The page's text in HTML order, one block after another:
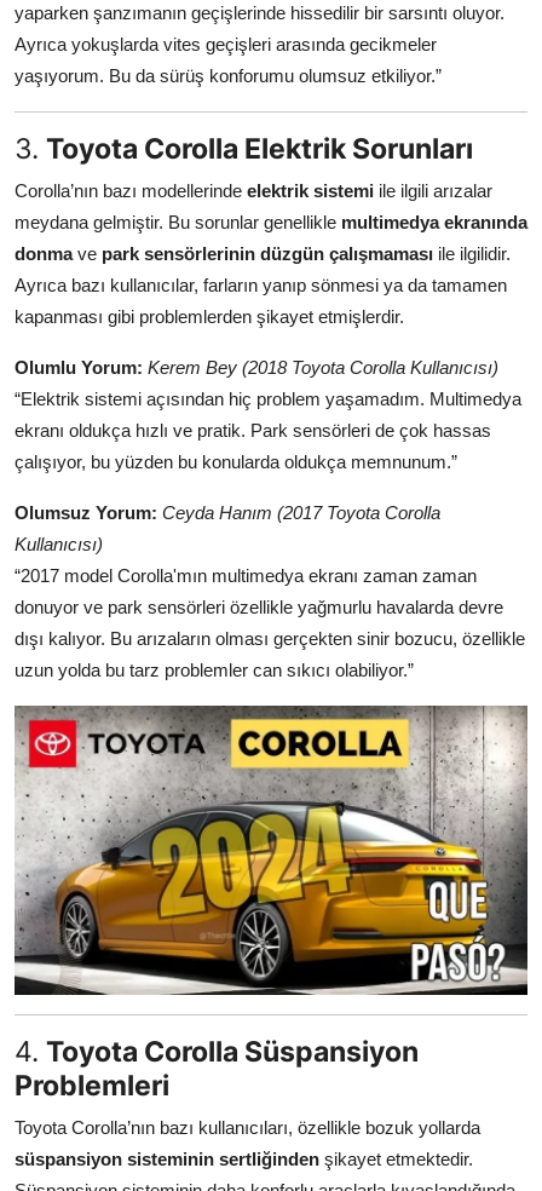
yaparken şanzımanın geçişlerinde hissedilir bir sarsıntı oluyor.
Ayrıca yokuşlarda vites geçişleri arasında gecikmeler
yaşıyorum. Bu da sürüş konforumu olumsuz etkiliyor.”
3. Toyota Corolla Elektrik Sorunları
Corolla’nın bazı modellerinde elektrik sistemi ile ilgili arızalar
meydana gelmiştir. Bu sorunlar genellikle multimedya ekranında
donmave park sensörlerinin düzgün çalışmaması ile ilgilidir.
Ayrıca bazı kullanıcılar, farların yanıp sönmesi ya da tamamen
kapanması gibi problemlerden şikayet etmişlerdir.
Olumlu Yorum: Kerem Bey (2018 Toyota Corolla Kullanıcısı)
“Elektrik sistemi açısından hiç problem yaşamadım. Multimedya
ekranı oldukça hızlı ve pratik. Park sensörleri de çok hassas
çalışıyor, bu yüzden bu konularda oldukça memnunum.”
Olumsuz Yorum: Ceyda Hanım (2017 Toyota Corolla
Kullanıcısı)
“2017 model Corolla'mın multimedya ekranı zaman zaman
donuyor ve park sensörleri özellikle yağmurlu havalarda devre
dışı kalıyor. Bu arızaların olması gerçekten sinir bozucu, özellikle
uzun yolda bu tarz problemler can sıkıcı olabiliyor.”
4. Toyota Corolla Süspansiyon
Problemleri
Toyota Corolla’nın bazı kullanıcıları, özellikle bozuk yollarda
süspansiyon sisteminin sertliğinden şikayet etmektedir.